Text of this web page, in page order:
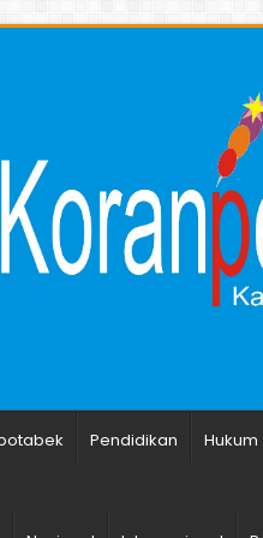
Pendidikan Hukum